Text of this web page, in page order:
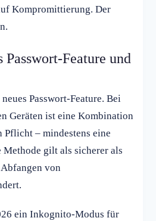
Kompromittierung. Der
Feature und
Passwort-Feature. Bei
Geräten ist eine Kombination
Pflicht – mindestens eine
Methode gilt als sicherer als
Abfangen von
ein Inkognito-Modus für